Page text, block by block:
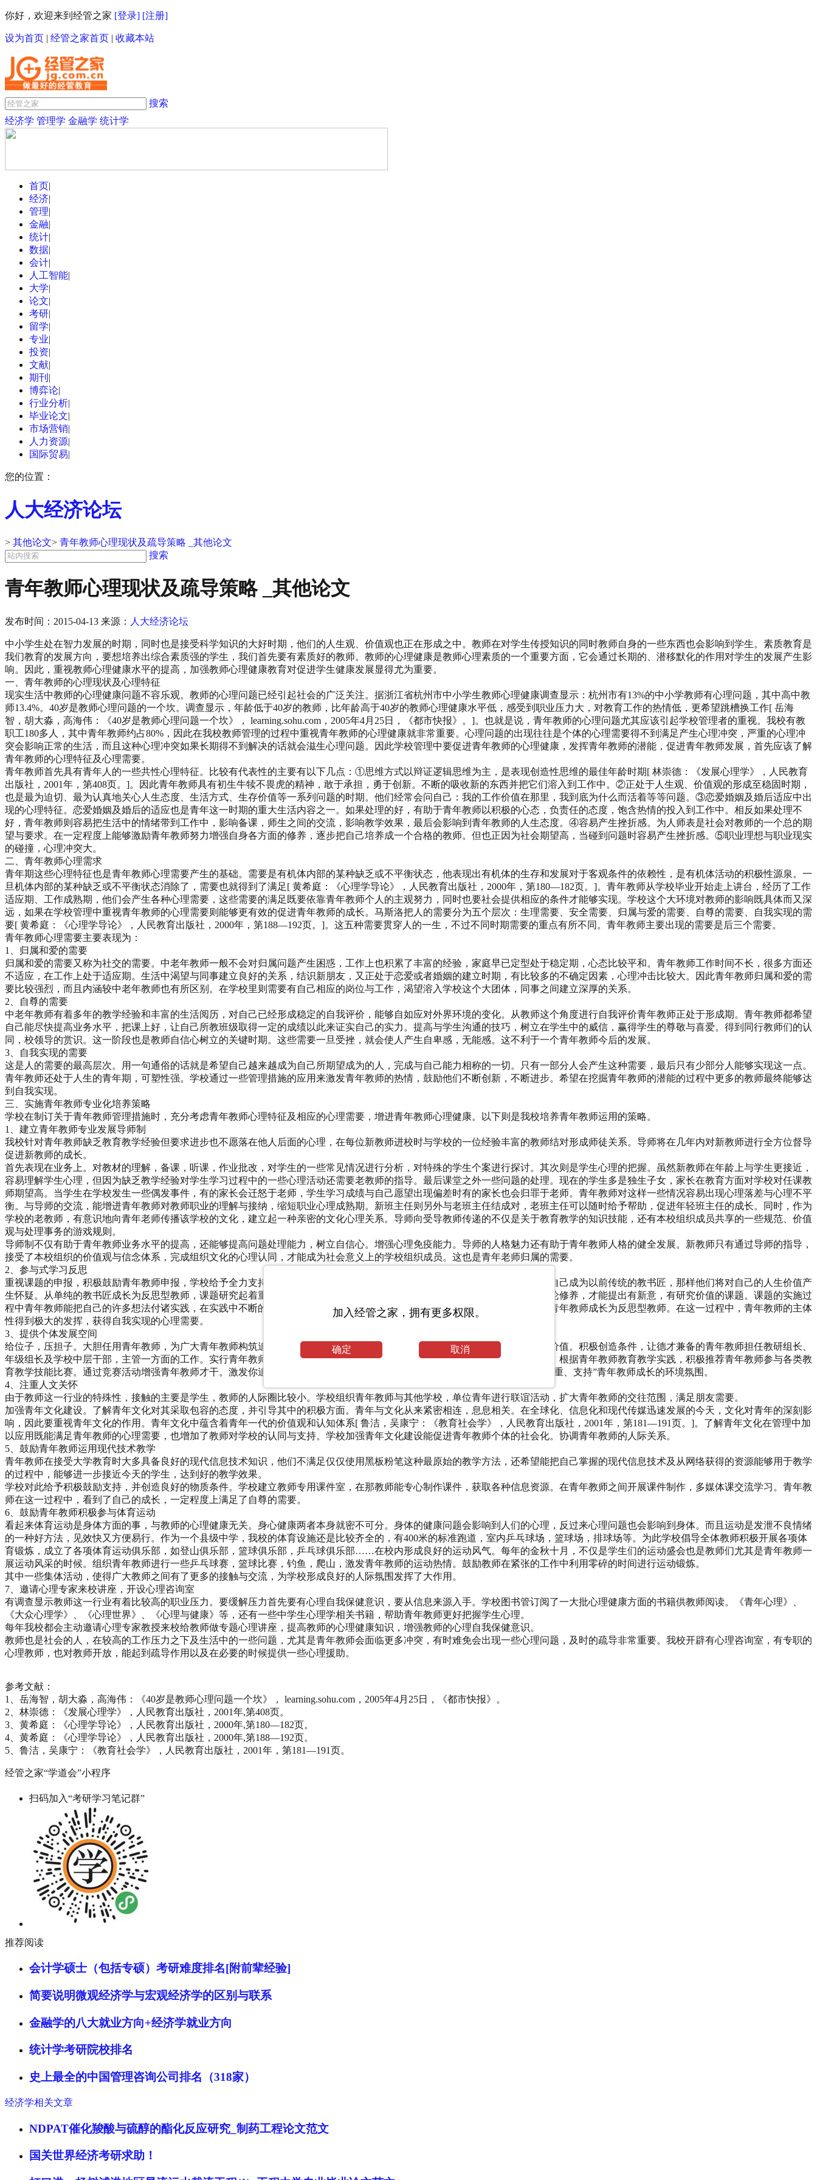
你好，欢迎来到经管之家 [登录] [注册]
设为首页 | 经管之家首页 | 收藏本站
搜索
经济学 管理学 金融学 统计学
首页|
经济|
管理|
金融|
统计|
数据|
会计|
人工智能|
大学|
论文|
考研|
留学|
专业|
投资|
文献|
期刊 |
博弈论|
行业分析|
毕业论文|
市场营销|
人力资源|
国际贸易|
您的位置：
人大经济论坛
> 其他论文> 青年教师心理现状及疏导策略 _其他论文
搜索
青年教师心理现状及疏导策略 _其他论文
发布时间： 2015-04-13 来源： 人大经济论坛
中小学生处在智力发展的时期，同时也是接受科学知识的大好时期，他们的人生观、价值观也正在形成之中。教师在对学生传授知识的同时教师自身的一些东西也会影响到学生。素质教育是
我们教育的发展方向，要想培养出综合素质强的学生，我们首先要有素质好的教师。教师的心理健康是教师心理素质的一个重要方面，它会通过长期的、潜移默化的作用对学生的发展产生影
响。因此，重视教师心理健康水平的提高，加强教师心理健康教育对促进学生健康发展显得尤为重要。
一、青年教师的心理现状及心理特征
现实生活中教师的心理健康问题不容乐观。教师的心理问题已经引起社会的广泛关注。据浙江省杭州市中小学生教师心理健康调查显示：杭州市有13%的中小学教师有心理问题，其中高中教
师13.4%。40岁是教师心理问题的一个坎。调查显示，年龄低于40岁的教师，比年龄高于40岁的教师心理健康水平低，感受到职业压力大，对教育工作的热情低，更希望跳槽换工作[ 岳海
智，胡大淼，高海伟：《40岁是教师心理问题一个坎》， learning.sohu.com，2005年4月25日，《都市快报》。]。也就是说，青年教师的心理问题尤其应该引起学校管理者的重视。我校有教
职工180多人，其中青年教师约占80%，因此在我校教师管理的过程中重视青年教师的心理健康就非常重要。心理问题的出现往往是个体的心理需要得不到满足产生心理冲突，严重的心理冲
突会影响正常的生活，而且这种心理冲突如果长期得不到解决的话就会滋生心理问题。因此学校管理中要促进青年教师的心理健康，发挥青年教师的潜能，促进青年教师发展，首先应该了解
青年教师的心理特征及心理需要。
青年教师首先具有青年人的一些共性心理特征。比较有代表性的主要有以下几点：①思维方式以辩证逻辑思维为主，是表现创造性思维的最佳年龄时期[ 林崇德：《发展心理学》，人民教育
出版社，2001年，第408页。]。因此青年教师具有初生牛犊不畏虎的精神，敢于承担，勇于创新。不断的吸收新的东西并把它们溶入到工作中。②正处于人生观、价值观的形成至稳固时期，
也是最为迫切、最为认真地关心人生态度、生活方式、生存价值等一系列问题的时期。他们经常会问自己：我的工作价值在那里，我到底为什么而活着等等问题。③恋爱婚姻及婚后适应中出
现的心理特征。恋爱婚姻及婚后的适应也是青年这一时期的重大生活内容之一。如果处理的好，有助于青年教师以积极的心态，负责任的态度，饱含热情的投入到工作中。相反如果处理不
好，青年教师则容易把生活中的情绪带到工作中，影响备课，师生之间的交流，影响教学效果，最后会影响到青年教师的人生态度。④容易产生挫折感。为人师表是社会对教师的一个总的期
望与要求。在一定程度上能够激励青年教师努力增强自身各方面的修养，逐步把自己培养成一个合格的教师。但也正因为社会期望高，当碰到问题时容易产生挫折感。⑤职业理想与职业现实
的碰撞，心理冲突大。
二、青年教师心理需求
青年期这些心理特征也是青年教师心理需要产生的基础。需要是有机体内部的某种缺乏或不平衡状态，他表现出有机体的生存和发展对于客观条件的依赖性，是有机体活动的积极性源泉。一
旦机体内部的某种缺乏或不平衡状态消除了，需要也就得到了满足[ 黄希庭：《心理学导论》，人民教育出版社，2000年，第180—182页。]。青年教师从学校毕业开始走上讲台，经历了工作
适应期、工作成熟期，他们会产生各种心理需要，这些需要的满足既要依靠青年教师个人的主观努力，同时也要社会提供相应的条件才能够实现。学校这个大环境对教师的影响既具体而又深
远，如果在学校管理中重视青年教师的心理需要则能够更有效的促进青年教师的成长。马斯洛把人的需要分为五个层次：生理需要、安全需要、归属与爱的需要、自尊的需要、自我实现的需
要[ 黄希庭：《心理学导论》，人民教育出版社，2000年，第188—192页。]。这五种需要贯穿人的一生，不过不同时期需要的重点有所不同。青年教师主要出现的需要是后三个需要。
青年教师心理需要主要表现为：
1、归属和爱的需要
归属和爱的需要又称为社交的需要。中老年教师一般不会对归属问题产生困惑，工作上也积累了丰富的经验，家庭早已定型处于稳定期，心态比较平和。青年教师工作时间不长，很多方面还
不适应，在工作上处于适应期。生活中渴望与同事建立良好的关系，结识新朋友，又正处于恋爱或者婚姻的建立时期，有比较多的不确定因素，心理冲击比较大。因此青年教师归属和爱的需
要比较强烈，而且内涵较中老年教师也有所区别。在学校里则需要有自己相应的岗位与工作，渴望溶入学校这个大团体，同事之间建立深厚的关系。
2、自尊的需要
中老年教师有着多年的教学经验和丰富的生活阅历，对自己已经形成稳定的自我评价，能够自如应对外界环境的变化。从教师这个角度进行自我评价青年教师正处于形成期。青年教师都希望
自己能尽快提高业务水平，把课上好，让自己所教班级取得一定的成绩以此来证实自己的实力。提高与学生沟通的技巧，树立在学生中的威信，赢得学生的尊敬与喜爱。得到同行教师们的认
同，校领导的赏识。这一阶段也是教师自信心树立的关键时期。这些需要一旦受挫，就会使人产生自卑感，无能感。这不利于一个青年教师今后的发展。
3、自我实现的需要
这是人的需要的最高层次。用一句通俗的话就是希望自己越来越成为自己所期望成为的人，完成与自己能力相称的一切。只有一部分人会产生这种需要，最后只有少部分人能够实现这一点。
青年教师还处于人生的青年期，可塑性强。学校通过一些管理措施的应用来激发青年教师的热情，鼓励他们不断创新，不断进步。希望在挖掘青年教师的潜能的过程中更多的教师最终能够达
到自我实现。
三、实施青年教师专业化培养策略
学校在制订关于青年教师管理措施时，充分考虑青年教师心理特征及相应的心理需要，增进青年教师心理健康。以下则是我校培养青年教师运用的策略。
1、建立青年教师专业发展导师制
我校针对青年教师缺乏教育教学经验但要求进步也不愿落在他人后面的心理，在每位新教师进校时与学校的一位经验丰富的教师结对形成师徒关系。导师将在几年内对新教师进行全方位督导
促进新教师的成长。
首先表现在业务上。对教材的理解，备课，听课，作业批改，对学生的一些常见情况进行分析，对特殊的学生个案进行探讨。其次则是学生心理的把握。虽然新教师在年龄上与学生更接近，
容易理解学生心理，但因为缺乏教学经验对学生学习过程中的一些心理活动还需要老教师的指导。最后课堂之外一些问题的处理。现在的学生多是独生子女，家长在教育方面对学校对任课教
师期望高。当学生在学校发生一些偶发事件，有的家长会迁怒于老师，学生学习成绩与自己愿望出现偏差时有的家长也会归罪于老师。青年教师对这样一些情况容易出现心理落差与心理不平
衡。与导师的交流，能增进青年教师对教师职业的理解与接纳，缩短职业心理成熟期。新班主任则另外与老班主任结成对，老班主任可以随时给予帮助，促进年轻班主任的成长。同时，作为
学校的老教师，有意识地向青年老师传播该学校的文化，建立起一种亲密的文化心理关系。导师向受导教师传递的不仅是关于教育教学的知识技能，还有本校组织成员共享的一些规范、价值
观与处理事务的游戏规则。
导师制不仅有助于青年教师业务水平的提高，还能够提高问题处理能力，树立自信心。增强心理免疫能力。导师的人格魅力还有助于青年教师人格的健全发展。新教师只有通过导师的指导，
接受了本校组织的价值观与信念体系，完成组织文化的心理认同，才能成为社会意义上的学校组织成员。这也是青年老师归属的需要。
2、参与式学习反思
重视课题的申报，积极鼓励青年教师申报，学校给予全力支持。创造性是年轻人的一大特点，年轻教师也不例外。青年教师害怕自己成为以前传统的教书匠，那样他们将对自己的人生价值产
生怀疑。从单纯的教书匠成长为反思型教师，课题研究起着重要的作用。课题的申报需要青年教师勤于思考，不断加强自己的理论修养，才能提出有新意，有研究价值的课题。课题的实施过
程中青年教师能把自己的许多想法付诸实践，在实践中不断的摸索与完善，既提高了教学水平又促进了教师自身的成长，有助于青年教师成长为反思型教师。在这一过程中，青年教师的主体
性得到极大的发挥，获得自我实现的心理需要。
3、提供个体发展空间
给位子，压担子。大胆任用青年教师，为广大青年教师构筑追求理想的精神支柱，提供个体发展空间，支持他们实现积极的人生价值。积极创造条件，让德才兼备的青年教师担任教研组长、
年级组长及学校中层干部，主管一方面的工作。实行青年教师评选优先制，发挥荣誉称号的感召力。推荐青年教师参与各类评比。根据青年教师教育教学实践，积极推荐青年教师参与各类教
育教学技能比赛。通过竞赛活动增强青年教师才干。激发你追我赶，奋发向上的热情。大力营造全方位全过程的“关心、理解、尊重、支持”青年教师成长的环境氛围。
4、注重人文关怀
由于教师这一行业的特殊性，接触的主要是学生，教师的人际圈比较小。学校组织青年教师与其他学校，单位青年进行联谊活动，扩大青年教师的交往范围，满足朋友需要。
加强青年文化建设。了解青年文化对其采取包容的态度，并引导其中的积极方面。青年与文化从来紧密相连，息息相关。在全球化、信息化和现代传媒迅速发展的今天，文化对青年的深刻影
响，因此要重视青年文化的作用。青年文化中蕴含着青年一代的价值观和认知体系[ 鲁洁，吴康宁：《教育社会学》，人民教育出版社，2001年，第181—191页。]。了解青年文化在管理中加
以应用既能满足青年教师的心理需要，也增加了教师对学校的认同与支持。学校加强青年文化建设能促进青年教师个体的社会化。协调青年教师的人际关系。
5、鼓励青年教师运用现代技术教学
青年教师在接受大学教育时大多具备良好的现代信息技术知识，他们不满足仅仅使用黑板粉笔这种最原始的教学方法，还希望能把自己掌握的现代信息技术及从网络获得的资源能够用于教学
的过程中，能够进一步接近今天的学生，达到好的教学效果。
学校对此给予积极鼓励支持，并创造良好的物质条件。学校建立教师专用课件室，在那教师能专心制作课件，获取各种信息资源。在青年教师之间开展课件制作，多媒体课交流学习。青年教
师在这一过程中，看到了自己的成长，一定程度上满足了自尊的需要。
6、鼓励青年教师积极参与体育运动
看起来体育运动是身体方面的事，与教师的心理健康无关。身心健康两者本身就密不可分。身体的健康问题会影响到人们的心理，反过来心理问题也会影响到身体。而且运动是发泄不良情绪
的一种好方法，见效快又方便易行。作为一个县级中学，我校的体育设施还是比较齐全的，有400米的标准跑道，室内乒乓球场，篮球场，排球场等。为此学校倡导全体教师积极开展各项体
育锻炼，成立了各项体育运动俱乐部，如登山俱乐部，篮球俱乐部，乒乓球俱乐部……在校内形成良好的运动风气。每年的金秋十月，不仅是学生们的运动盛会也是教师们尤其是青年教师一
展运动风采的时候。组织青年教师进行一些乒乓球赛，篮球比赛，钓鱼，爬山，激发青年教师的运动热情。鼓励教师在紧张的工作中利用零碎的时间进行运动锻炼。
其中一些集体活动，使得广大教师之间有了更多的接触与交流，为学校形成良好的人际氛围发挥了大作用。
7、邀请心理专家来校讲座，开设心理咨询室
有调查显示教师这一行业有着比较高的职业压力。要缓解压力首先要有心理自我保健意识，要从信息来源入手。学校图书管订阅了一大批心理健康方面的书籍供教师阅读。《青年心理》、
《大众心理学》、《心理世界》、《心理与健康》等，还有一些中学生心理学相关书籍，帮助青年教师更好把握学生心理。
每年我校都会主动邀请心理专家教授来校给教师做专题心理讲座，提高教师的心理健康知识，增强教师的心理自我保健意识。
教师也是社会的人，在较高的工作压力之下及生活中的一些问题，尤其是青年教师会面临更多冲突，有时难免会出现一些心理问题，及时的疏导非常重要。我校开辟有心理咨询室，有专职的
心理教师，也对教师开放，能起到疏导作用以及在必要的时候提供一些心理援助。
参考文献：
1、岳海智，胡大淼，高海伟：《40岁是教师心理问题一个坎》， learning.sohu.com，2005年4月25日，《都市快报》。
2、林崇德：《发展心理学》，人民教育出版社，2001年,第408页。
3、黄希庭：《心理学导论》，人民教育出版社，2000年,第180—182页。
4、黄希庭：《心理学导论》，人民教育出版社，2000年,第188—192页。
5、鲁洁，吴康宁：《教育社会学》，人民教育出版社，2001年，第181—191页。
经管之家“学道会”小程序
扫码加入“考研学习笔记群”
推荐阅读
会计学硕士（包括专硕）考研难度排名[附前辈经验]
简要说明微观经济学与宏观经济学的区别与联系
金融学的八大就业方向+经济学就业方向
统计学考研院校排名
史上最全的中国管理咨询公司排名（318家）
经济学相关文章
NDPAT催化羧酸与硫醇的酯化反应研究_制药工程论文范文
国关世界经济考研求助！
加入经管之家，拥有更多权限。
确定 取消